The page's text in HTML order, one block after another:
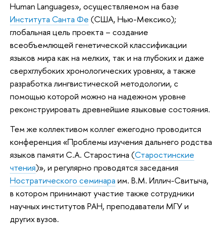
Human Languages», осуществляемом на базе
Института Санта Фе (США, Нью-Мексико);
глобальная цель проекта – создание
всеобъемлющей генетической классификации
языков мира как на мелких, так и на глубоких и даже
сверхглубоких хронологических уровнях, а также
разработка лингвистической методологии, с
помощью которой можно на надежном уровне
реконструировать древнейшие языковые состояния.
Тем же коллективом коллег ежегодно проводится
конференция «Проблемы изучения дальнего родства
языков памяти С.А. Старостина (Старостинские
чтения)», и регулярно проводятся заседания
Ностратического семинара им. В.М. Иллич-Свитыча,
в котором принимают участие также сотрудники
научных институтов РАН, преподаватели МГУ и
других вузов.